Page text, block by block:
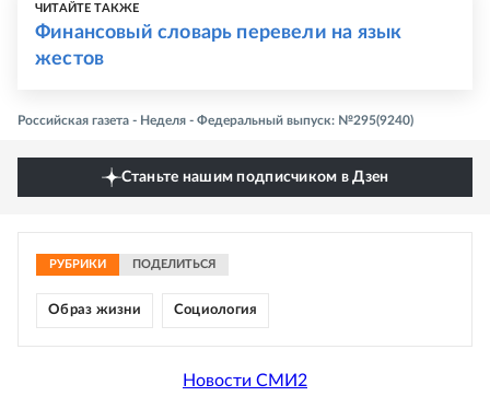
ЧИТАЙТЕ ТАКЖЕ
Финансовый словарь перевели на язык
жестов
Российская газета - Неделя - Федеральный выпуск: №295(9240)
Станьте нашим подписчиком в Дзен
РУБРИКИ ПОДЕЛИТЬСЯ
Образ жизни Социология
Новости СМИ2